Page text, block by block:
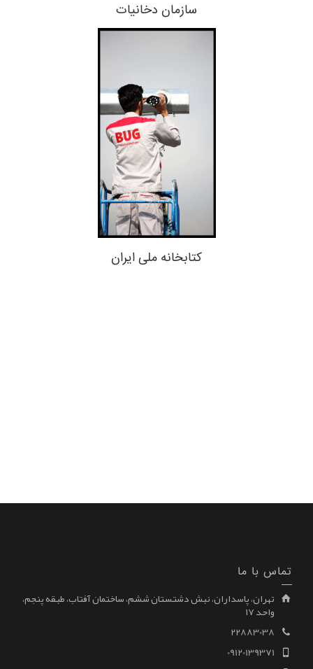
سازمان دخانیات
کتابخانه ملی ایران
تماس با ما
تهران، پاسداران، نبش دشتستان ششم، ساختمان آفتاب، طبقه پنجم،
واحد ۱۷
22883038
09120139371